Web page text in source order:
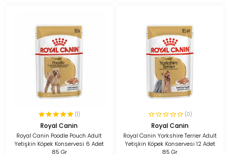
(1)
Royal Canin
Royal Canin Poodle Pouch Adult
Yetişkin Köpek Konservesi 6 Adet
85 Gr
(0)
Royal Canin
Royal Canin Yorkshire Terrier Adult
Yetişkin Köpek Konservesi 12 Adet
85 Gr